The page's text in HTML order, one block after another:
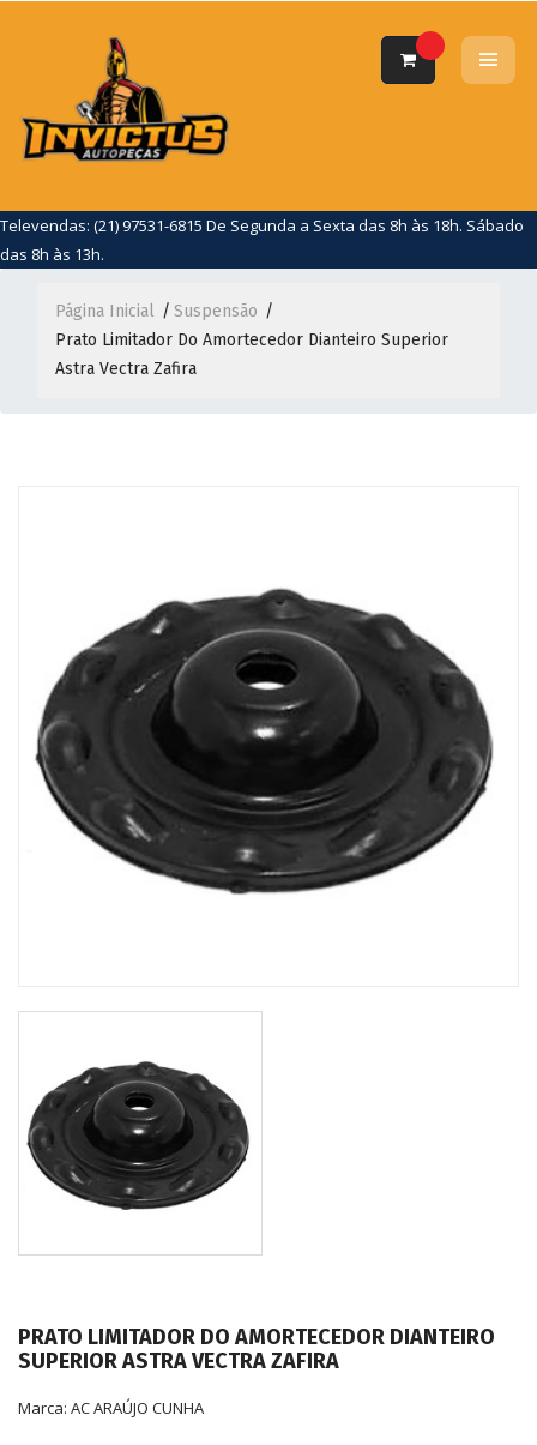
Televendas: (21) 97531-6815 De Segunda a Sexta das 8h às 18h. Sábado
das 8h às 13h.
Página Inicial
Suspensão
Prato Limitador Do Amortecedor Dianteiro Superior
Astra Vectra Zafira
PRATO LIMITADOR DO AMORTECEDOR DIANTEIRO
SUPERIOR ASTRA VECTRA ZAFIRA
Marca: AC ARAÚJO CUNHA